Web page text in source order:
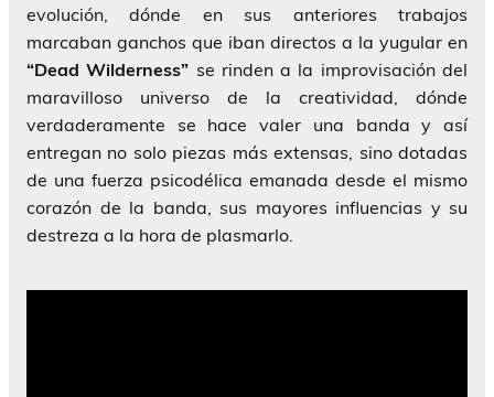
evolución, dónde en sus anteriores trabajos
marcaban ganchos que iban directos a la yugular en
“Dead Wilderness” se rinden a la improvisación del
maravilloso universo de la creatividad, dónde
verdaderamente se hace valer una banda y así
entregan no solo piezas más extensas, sino dotadas
de una fuerza psicodélica emanada desde el mismo
corazón de la banda, sus mayores influencias y su
destreza a la hora de plasmarlo.